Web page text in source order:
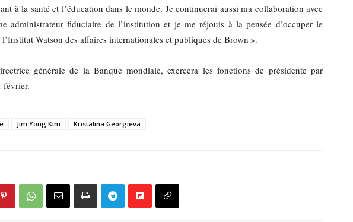
à la santé et l’éducation dans le monde. Je continuerai aussi ma collaboration avec
administrateur fiduciaire de l’institution et je me réjouis à la pensée d’occuper le
Watson des affaires internationales et publiques de Brown ».
générale de la Banque mondiale, exercera les fonctions de présidente par
février.
Jim Yong Kim Kristalina Georgieva